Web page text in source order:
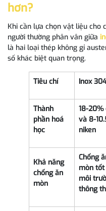
hơn?
Khi cần lựa chọn vật liệu cho
người thường phân vân giữa
là hai loại thép không gỉ
số khác biệt quan trọng.
Tiêu chí Inox 304
Thành
phần hoá
học
18-20%
và 8-
niken
Khả năng
chống ăn
mòn
Chống
mòn
môi
thông